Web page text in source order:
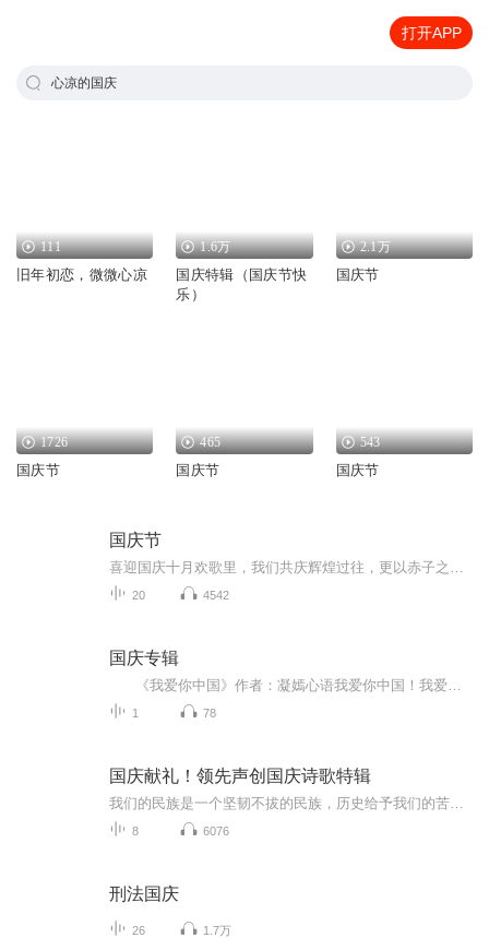
打开APP
心凉的国庆
111
旧年初恋，微微心凉
1.6万
国庆特辑（国庆节快
乐）
2.1万
国庆节
1726
国庆节
465
国庆节
543
国庆节
国庆节
20 4542
国庆专辑
1 78
国庆献礼！领先声创国庆诗歌特辑
8 6076
刑法国庆
26 1.7万